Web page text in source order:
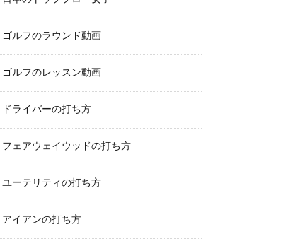
ゴルフのラウンド動画
ゴルフのレッスン動画
ドライバーの打ち方
フェアウェイウッドの打ち方
ユーテリティの打ち方
アイアンの打ち方